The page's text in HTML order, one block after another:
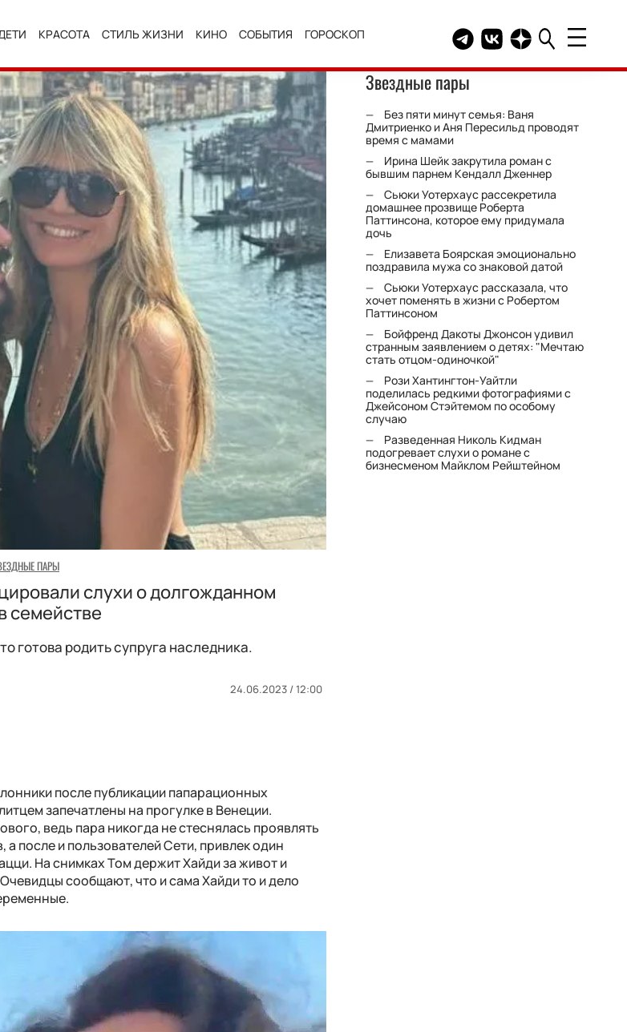
КРАСОТА СТИЛЬ ЖИЗНИ КИНО СОБЫТИЯ ГОРОСКОП Telegram канал HELLO
Группа HELLO
Канал HELLO в
ПАРЫ
слухи о долгожданном
семействе
готова родить супруга наследника.
24.06.2023 / 12:00
после публикации папарационных
запечатлены на прогулке в Венеции.
ведь пара никогда не стеснялась проявлять
после и пользователей Сети, привлек один
На снимках Том держит Хайди за живот и
сообщают, что и сама Хайди то и дело
Звездные пары
Без пяти минут семья: Ваня
Дмитриенко и Аня Пересильд проводят
время с мамами
Ирина Шейк закрутила роман с
бывшим парнем Кендалл Дженнер
Сьюки Уотерхаус рассекретила
домашнее прозвище Роберта
Паттинсона, которое ему придумала
дочь
Елизавета Боярская эмоционально
поздравила мужа со знаковой датой
Сьюки Уотерхаус рассказала, что
хочет поменять в жизни с Робертом
Паттинсоном
Бойфренд Дакоты Джонсон удивил
странным заявлением о детях: "Мечтаю
стать отцом-одиночкой"
Рози Хантингтон-Уайтли
поделилась редкими фотографиями с
Джейсоном Стэйтемом по особому
случаю
Разведенная Николь Кидман
подогревает слухи о романе с
бизнесменом Майклом Рейштейном